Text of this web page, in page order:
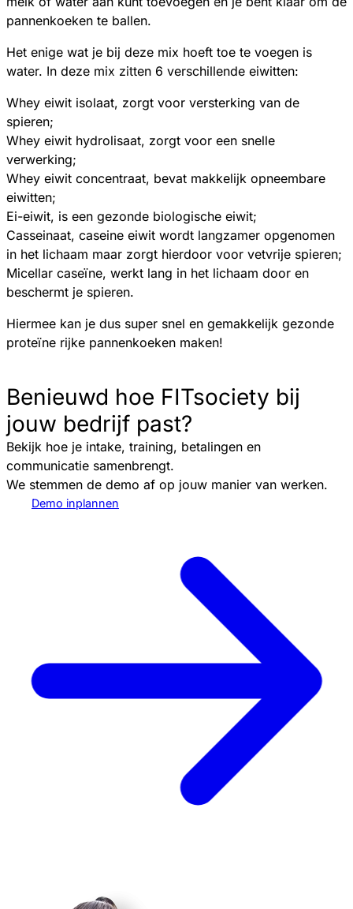
pannenkoeken te ballen.
Het enige wat je bij deze mix hoeft toe te voegen is
water. In deze mix zitten 6 verschillende eiwitten:
Whey eiwit isolaat, zorgt voor versterking van de
spieren;
Whey eiwit hydrolisaat, zorgt voor een snelle
verwerking;
Whey eiwit concentraat, bevat makkelijk opneembare
eiwitten;
Ei-eiwit, is een gezonde biologische eiwit;
Casseinaat, caseine eiwit wordt langzamer opgenomen
in het lichaam maar zorgt hierdoor voor vetvrije spieren;
Micellar caseïne, werkt lang in het lichaam door en
beschermt je spieren.
Hiermee kan je dus super snel en gemakkelijk gezonde
proteïne rijke pannenkoeken maken!
Benieuwd hoe FITsociety bij
jouw bedrijf past?
Bekijk hoe je intake, training, betalingen en
communicatie samenbrengt.
We stemmen de demo af op jouw manier van werken.
Demo inplannen